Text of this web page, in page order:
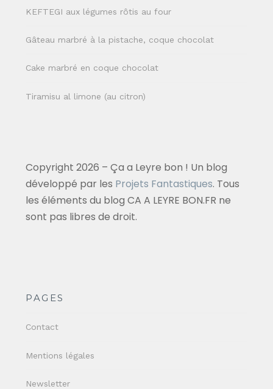
KEFTEGI aux légumes rôtis au four
Gâteau marbré à la pistache, coque chocolat
Cake marbré en coque chocolat
Tiramisu al limone (au citron)
Copyright 2026 – Ça a Leyre bon ! Un blog
développé par les Projets Fantastiques. Tous
les éléments du blog CA A LEYRE BON.FR ne
sont pas libres de droit.
PAGES
Contact
Mentions légales
Newsletter